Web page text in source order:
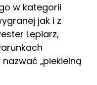
w kategorii
jak i z
Lepiarz,
„piekielną